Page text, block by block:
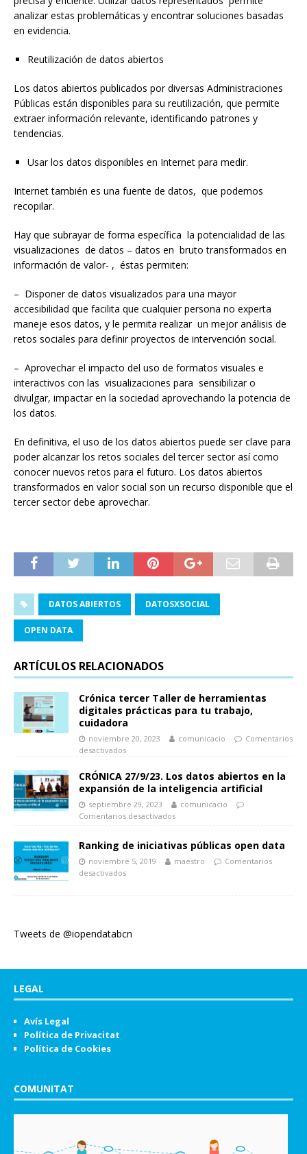
analizar estas problemáticas y encontrar soluciones basadas
en evidencia.
Reutilización de datos abiertos
Los datos abiertos publicados por diversas Administraciones
Públicas están disponibles para su reutilización, que permite
extraer información relevante, identificando patrones y
tendencias.
Usar los datos disponibles en Internet para medir.
Internet también es una fuente de datos, que podemos
recopilar.
Hay que subrayar de forma específica la potencialidad de las
visualizaciones de datos – datos en bruto transformados en
información de valor- , éstas permiten:
– Disponer de datos visualizados para una mayor
accesibilidad que facilita que cualquier persona no experta
maneje esos datos, y le permita realizar un mejor análisis de
retos sociales para definir proyectos de intervención social.
– Aprovechar el impacto del uso de formatos visuales e
interactivos con las visualizaciones para sensibilizar o
divulgar, impactar en la sociedad aprovechando la potencia de
los datos.
En definitiva, el uso de los datos abiertos puede ser clave para
poder alcanzar los retos sociales del tercer sector así como
conocer nuevos retos para el futuro. Los datos abiertos
transformados en valor social son un recurso disponible que el
tercer sector debe aprovechar.
DATOS ABIERTOS DATOSXSOCIAL
OPEN DATA
ARTÍCULOS RELACIONADOS
Crónica tercer Taller de herramientas
digitales prácticas para tu trabajo,
cuidadora
noviembre 20, 2023 comunicacio
Comentarios
desactivados
CRÓNICA 27/9/23. Los datos abiertos en la
expansión de la inteligencia artificial
septiembre 29, 2023
comunicacio
Comentarios desactivados
Ranking de iniciativas públicas open data
noviembre 5, 2019 maestro
Comentarios
desactivados
Tweets de @iopendatabcn
LEGAL
Avís Legal
Política de Privacitat
Política de Cookies
COMUNITAT